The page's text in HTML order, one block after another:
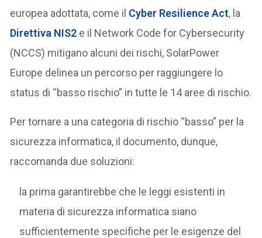
europea adottata, come il Cyber Resilience Act, la
Direttiva NIS2 e il Network Code for Cybersecurity
(NCCS) mitigano alcuni dei rischi, SolarPower
Europe delinea un percorso per raggiungere lo
status di “basso rischio” in tutte le 14 aree di rischio.
Per tornare a una categoria di rischio “basso” per la
sicurezza informatica, il documento, dunque,
raccomanda due soluzioni:
la prima garantirebbe che le leggi esistenti in
materia di sicurezza informatica siano
sufficientemente specifiche per le esigenze del